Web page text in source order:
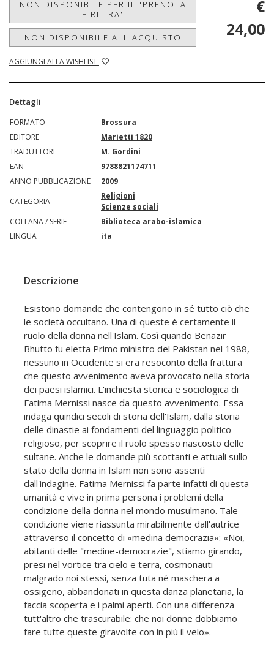
NON DISPONIBILE PER IL 'PRENOTA
E RITIRA'
NON DISPONIBILE ALL'ACQUISTO
AGGIUNGI ALLA WISHLIST
€
24,00
Dettagli
FORMATO
Brossura
EDITORE
Marietti 1820
TRADUTTORI
M. Gordini
EAN
9788821174711
ANNO PUBBLICAZIONE
2009
CATEGORIA
Religioni
Scienze sociali
COLLANA / SERIE
Biblioteca arabo-islamica
LINGUA
ita
Descrizione
Esistono domande che contengono in sé tutto ciò che
le società occultano. Una di queste è certamente il
ruolo della donna nell'Islam. Così quando Benazir
Bhutto fu eletta Primo ministro del Pakistan nel 1988,
nessuno in Occidente si era resoconto della frattura
che questo avvenimento aveva provocato nella storia
dei paesi islamici. L'inchiesta storica e sociologica di
Fatima Mernissi nasce da questo avvenimento. Essa
indaga quindici secoli di storia dell'Islam, dalla storia
delle dinastie ai fondamenti del linguaggio politico
religioso, per scoprire il ruolo spesso nascosto delle
sultane. Anche le domande più scottanti e attuali sullo
stato della donna in Islam non sono assenti
dall'indagine. Fatima Mernissi fa parte infatti di questa
umanità e vive in prima persona i problemi della
condizione della donna nel mondo musulmano. Tale
condizione viene riassunta mirabilmente dall'autrice
attraverso il concetto di «medina democrazia»: «Noi,
abitanti delle "medine-democrazie", stiamo girando,
presi nel vortice tra cielo e terra, cosmonauti
malgrado noi stessi, senza tuta né maschera a
ossigeno, abbandonati in questa danza planetaria, la
faccia scoperta e i palmi aperti. Con una differenza
tutt'altro che trascurabile: che noi donne dobbiamo
fare tutte queste giravolte con in più il velo».